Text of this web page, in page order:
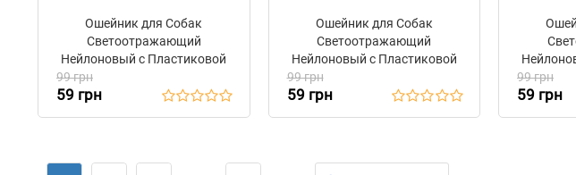
Ошейник для Собак
Светоотражающий
Нейлоновый с Пластиковой
Пряжкой BronzeDog Active
Золотистый
99 грн
59 грн
Ошейник для Собак
Светоотражающий
Нейлоновый с Пластиковой
Пряжкой BronzeDog Active
Желтый
99 грн
59 грн
99 грн
59 грн